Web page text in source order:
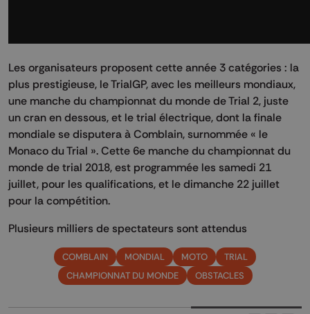
Les organisateurs proposent cette année 3 catégories : la
plus prestigieuse, le TrialGP, avec les meilleurs mondiaux,
une manche du championnat du monde de Trial 2, juste
un cran en dessous, et le trial électrique, dont la finale
mondiale se disputera à Comblain, surnommée « le
Monaco du Trial ». Cette 6e manche du championnat du
monde de trial 2018, est programmée les samedi 21
juillet, pour les qualifications, et le dimanche 22 juillet
pour la compétition.
Plusieurs milliers de spectateurs sont attendus
COMBLAIN MONDIAL MOTO
TRIAL
CHAMPIONNAT DU MONDE
OBSTACLES